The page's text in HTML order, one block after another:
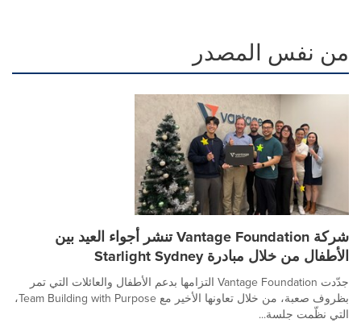
من نفس المصدر
شركة Vantage Foundation تنشر أجواء العيد بين
الأطفال من خلال مبادرة Starlight Sydney
جدّدت Vantage Foundation التزامها بدعم الأطفال والعائلات التي تمر
بظروف صعبة، من خلال تعاونها الأخير مع Team Building with Purpose،
التي نظّمت جلسة...